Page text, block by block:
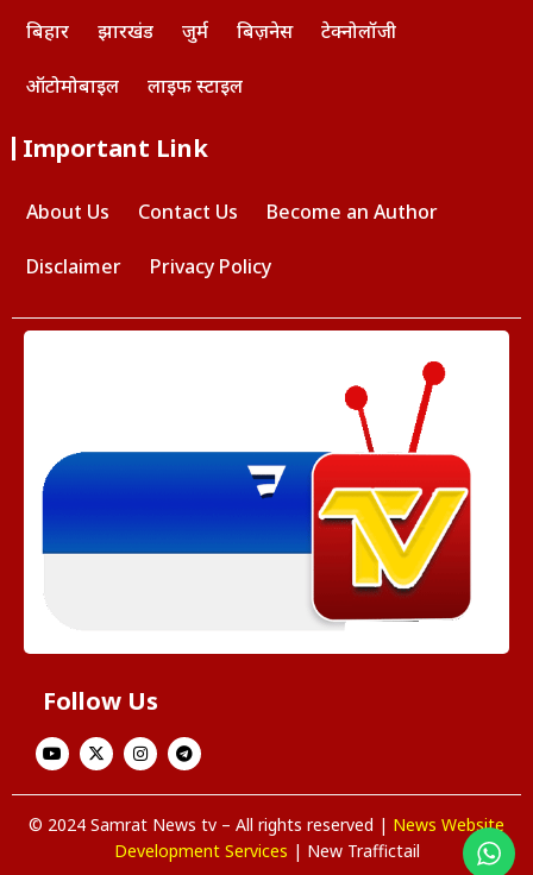
बिहार झारखंड जुर्म बिज़नेस टेक्नोलॉजी
ऑटोमोबाइल लाइफ स्टाइल
Important Link
About Us Contact Us Become an Author
Disclaimer Privacy Policy
Follow Us
© 2024 Samrat News tv – All rights reserved | News Website
Development Services | New Traffictail